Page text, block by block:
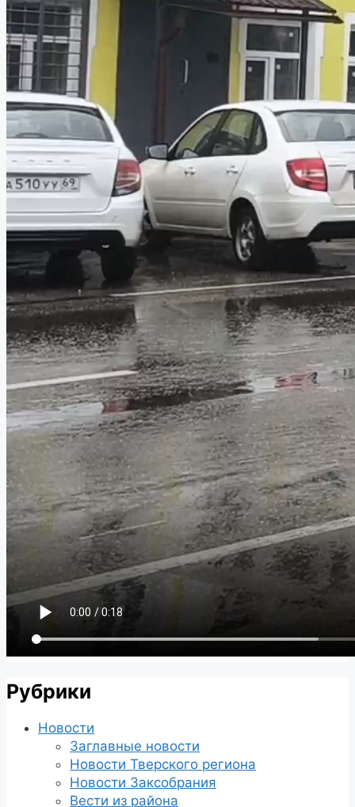
Рубрики
Новости
Заглавные новости
Новости Тверского региона
Новости Заксобрания
Вести из района